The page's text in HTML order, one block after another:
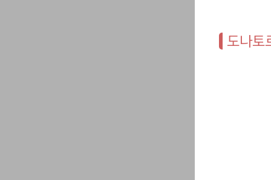
도나토